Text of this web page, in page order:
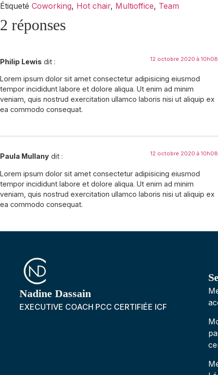
Étiqueté Coworking, Hot chair, Multioffice, Team
2 réponses
Philip Lewis dit : 12 octobre 2020 à 10h08
Lorem ipsum dolor sit amet consectetur adipisicing eiusmod
tempor incididunt labore et dolore aliqua. Ut enim ad minim
veniam, quis nostrud exercitation ullamco laboris nisi ut aliquip ex
ea commodo consequat.
Paula Mullany dit : 12 octobre 2020 à 10h08
Lorem ipsum dolor sit amet consectetur adipisicing eiusmod
tempor incididunt labore et dolore aliqua. Ut enim ad minim
veniam, quis nostrud exercitation ullamco laboris nisi ut aliquip ex
ea commodo consequat.
Nadine Dassain
EXECUTIVE COACH PCC CERTIFIÉE ICF